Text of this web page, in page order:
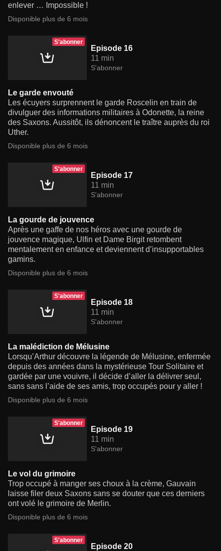
enlever … Impossible !
Disponible plus de 6 mois
S'abonner
Episode 16
11 min
S'abonner
Le garde envouté
Les écuyers surprennent le garde Roscelin en train de
divulguer des informations militaires à Odonette, la reine
des Saxons. Aussitôt, ils dénoncent le traître auprès du roi
Uther.
Disponible plus de 6 mois
S'abonner
Episode 17
11 min
S'abonner
La gourde de jouvence
Après une gaffe de nos héros avec une gourde de
jouvence magique, Ulfin et Dame Birgit retombent
mentalement en enfance et deviennent d’insupportables
gamins.
Disponible plus de 6 mois
S'abonner
Episode 18
11 min
S'abonner
La malédiction de Mélusine
Lorsqu’Arthur découvre la légende de Mélusine, enfermée
depuis des années dans la mystérieuse Tour Solitaire et
gardée par une vouivre, il décide d’aller la délivrer seul,
sans sans l’aide de ses amis, trop occupés pour y aller !
Disponible plus de 6 mois
S'abonner
Episode 19
11 min
S'abonner
Le vol du grimoire
Trop occupé à manger ses choux à la crème, Gauvain
laisse filer deux Saxons sans se douter que ces derniers
ont volé le grimoire de Merlin.
Disponible plus de 6 mois
S'abonner
Episode 20